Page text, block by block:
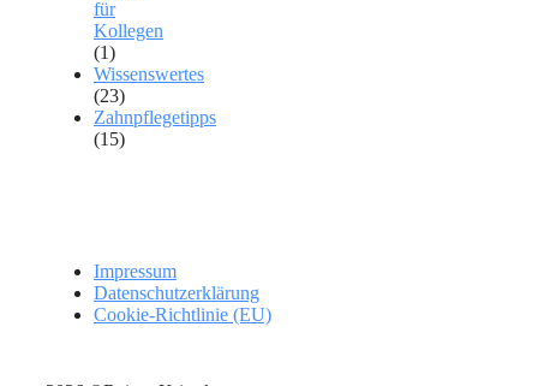
für
Kollegen
(1)
Wissenswertes
(23)
Zahnpflegetipps
(15)
Impressum
Datenschutzerklärung
Cookie-Richtlinie (EU)